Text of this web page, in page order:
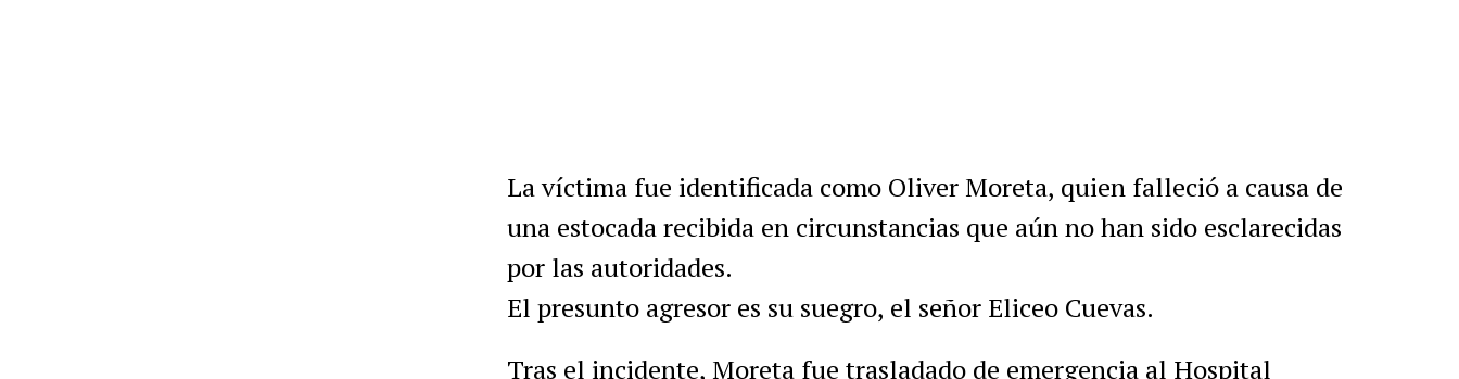
La víctima fue identificada como Oliver Moreta, quien falleció a causa de
una estocada recibida en circunstancias que aún no han sido esclarecidas
por las autoridades.
El presunto agresor es su suegro, el señor Eliceo Cuevas.
Tras el incidente, Moreta fue trasladado de emergencia al Hospital